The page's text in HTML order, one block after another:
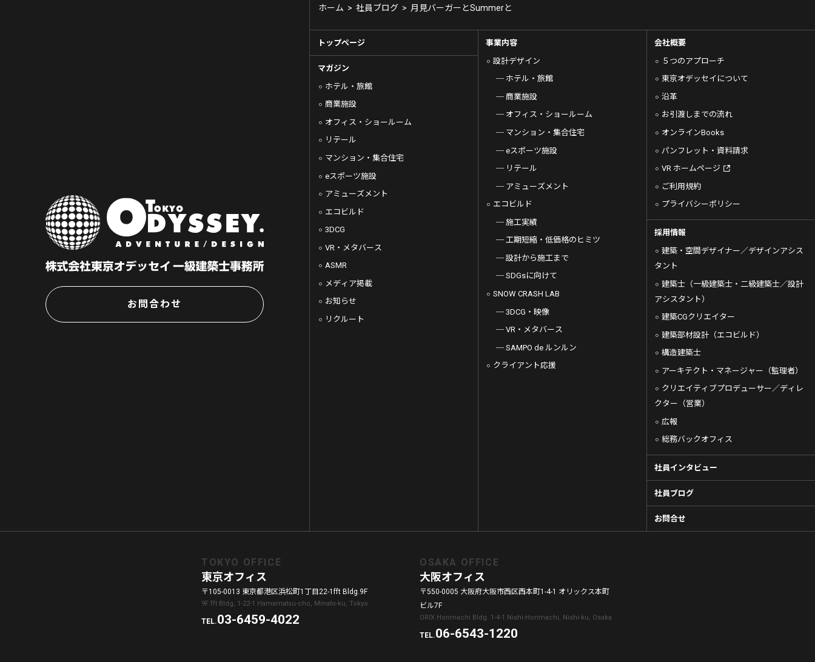
お問合わせ
ホーム > 社員ブログ > 月見バーガーとSummerと
トップページ
マガジン
ホテル・旅館
商業施設
オフィス・ショールーム
リテール
マンション・集合住宅
eスポーツ施設
アミューズメント
エコビルド
3DCG
VR・メタバース
ASMR
メディア掲載
お知らせ
リクルート
事業内容
設計デザイン
ホテル・旅館
商業施設
オフィス・ショールーム
マンション・集合住宅
eスポーツ施設
リテール
アミューズメント
エコビルド
施工実績
工期短縮・低価格のヒミツ
設計から施工まで
SDGsに向けて
SNOW CRASH LAB
3DCG・映像
VR・メタバース
SAMPO de ルンルン
クライアント応援
会社概要
５つのアプローチ
東京オデッセイについて
沿革
お引渡しまでの流れ
オンラインBooks
パンフレット・資料請求
VR ホームページ
ご利用規約
プライバシーポリシー
採用情報
建築・空間デザイナー／デザインアシス
タント
建築士（一級建築士・二級建築士／設計
アシスタント）
建築CGクリエイター
建築部材設計（エコビルド）
構造建築士
アーキテクト・マネージャー（監理者）
クリエイティブプロデューサー／ディレ
クター（営業）
広報
総務バックオフィス
社員インタビュー
社員ブログ
お問合せ
TOKYO OFFICE
東京オフィス
〒105-0013 東京都港区浜松町1丁目22-1fft Bldg.9F
9F fft Bldg, 1-22-1 Hamamatsu-cho, Minato-ku, Tokyo
TEL.03-6459-4022
OSAKA OFFICE
大阪オフィス
〒550-0005 大阪府大阪市西区西本町1-4-1 オリックス本町
ビル7F
ORIX Honmachi Bldg. 1-4-1 Nishi-Honmachi, Nishi-ku, Osaka
TEL.06-6543-1220